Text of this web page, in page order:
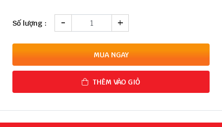
Số lượng : - +
MUA NGAY
THÊM VÀO GIỎ